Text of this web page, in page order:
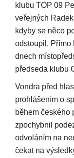
klubu TOP 09
veřejných
kdyby se něco
odstoupil. Přímo
dnech
předseda klubu
Vondra před
prohlášením o
během českého
zpochybnil
odvoláním na
čekat na